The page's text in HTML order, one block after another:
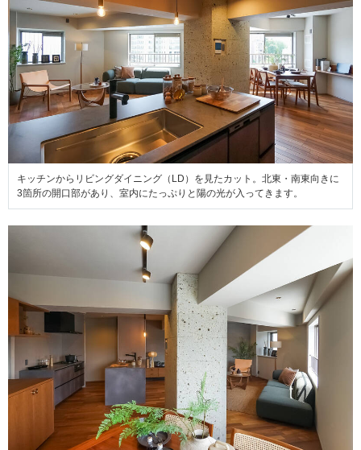
キッチンからリビングダイニング（LD）を見たカット。北東・南東向きに
3箇所の開口部があり、室内にたっぷりと陽の光が入ってきます。